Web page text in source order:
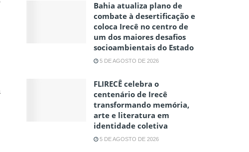
Bahia atualiza plano de
combate à desertificação e
coloca Irecê no centro de
um dos maiores desafios
socioambientais do Estado
5 DE AGOSTO DE 2026
FLIRECÊ celebra o
centenário de Irecê
transformando memória,
arte e literatura em
identidade coletiva
5 DE AGOSTO DE 2026